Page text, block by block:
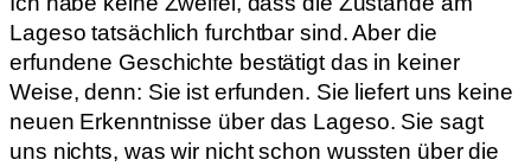
Lageso tatsächlich furchtbar sind. Aber die
erfundene Geschichte bestätigt das in keiner
Weise, denn: Sie ist erfunden. Sie liefert uns keine
neuen Erkenntnisse über das Lageso. Sie sagt
uns nichts, was wir nicht schon wussten über die